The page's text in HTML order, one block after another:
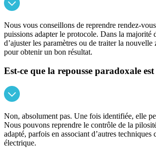
Nous vous conseillons de reprendre rendez-
puissions adapter le protocole. Dans la majorité
d’ajuster les paramètres ou de traiter la nouvelle
pour obtenir un bon résultat.
Est-ce que la repousse paradoxale
Non, absolument pas. Une fois identifiée, elle
Nous pouvons reprendre le contrôle de la
adapté, parfois en associant d’autres techniques
électrique.